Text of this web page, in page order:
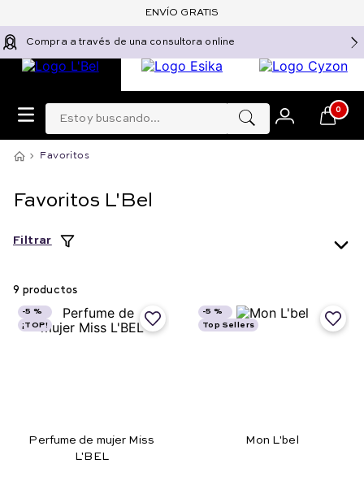
Compra a través de una consultora online
Estoy buscando... 0
ENVÍO GRATIS
Favoritos
Favoritos L'Bel
Filtrar
9 productos
Perfume de mujer Miss
L'BEL
-5 %
¡TOP!
Mon L'bel
-5 %
Top Sellers